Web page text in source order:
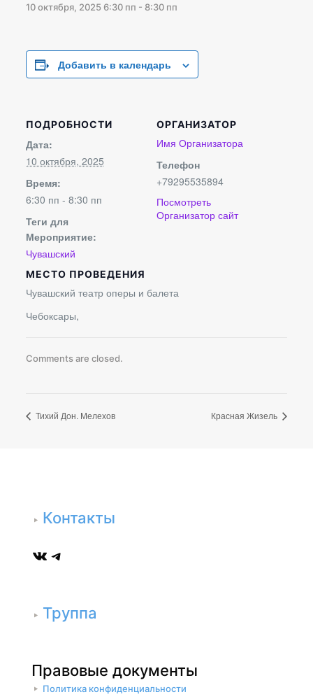
10 октября, 2025 6:30 пп - 8:30 пп
Добавить в календарь
ПОДРОБНОСТИ
Дата:
10 октября, 2025
Время:
6:30 пп - 8:30 пп
Теги для
Мероприятие:
Чувашский
МЕСТО ПРОВЕДЕНИЯ
Чувашский театр оперы и балета
Чебоксары,
ОРГАНИЗАТОР
Имя Организатора
Телефон
+79295535894
Посмотреть
Организатор сайт
Comments are closed.
Тихий Дон. Мелехов Красная Жизель
Контакты
ВКонтакте
Telegram
Труппа
Правовые документы
Политика конфиденциальности